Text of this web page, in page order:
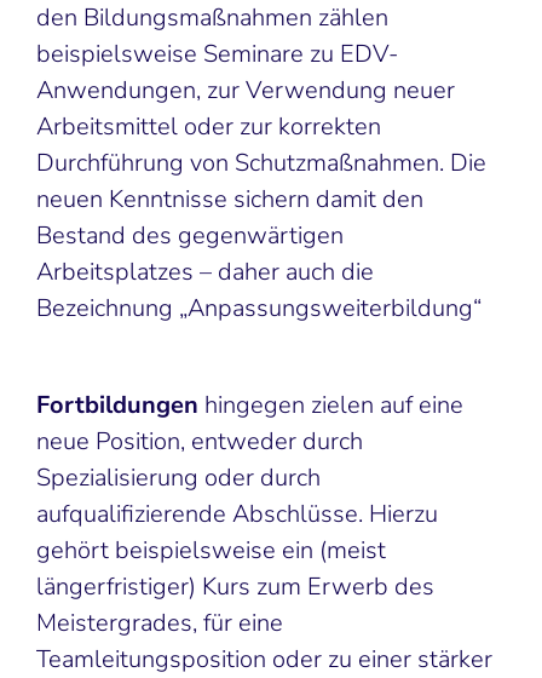
den Bildungsmaßnahmen zählen
beispielsweise Seminare zu EDV-
Anwendungen, zur Verwendung neuer
Arbeitsmittel oder zur korrekten
Durchführung von Schutzmaßnahmen. Die
neuen Kenntnisse sichern damit den
Bestand des gegenwärtigen
Arbeitsplatzes – daher auch die
Bezeichnung „Anpassungsweiterbildung“
Fortbildungen hingegen zielen auf eine
neue Position, entweder durch
Spezialisierung oder durch
aufqualifizierende Abschlüsse. Hierzu
gehört beispielsweise ein (meist
längerfristiger) Kurs zum Erwerb des
Meistergrades, für eine
Teamleitungsposition oder zu einer stärker